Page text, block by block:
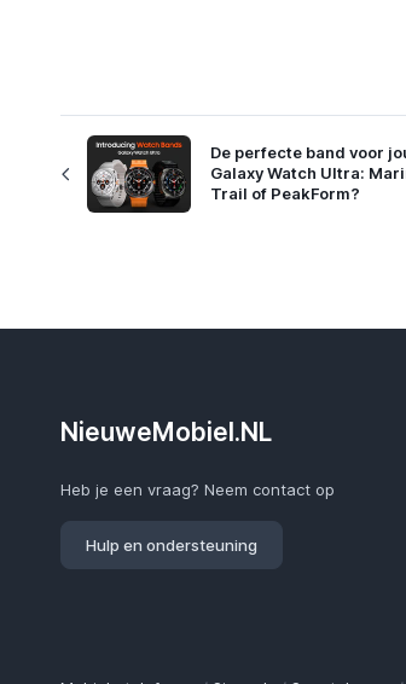
De perfecte band voor
Galaxy Watch Ultra:
Trail of PeakForm?
NieuweMobiel.NL
Heb je een vraag? Neem contact op
Hulp en ondersteuning